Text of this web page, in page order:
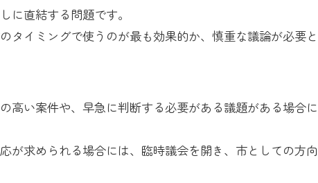
に直結する問題です。
タイミングで使うのが最も効果的か、慎重な議論が必要と
高い案件や、早急に判断する必要がある議題がある場合に
が求められる場合には、臨時議会を開き、市としての方向